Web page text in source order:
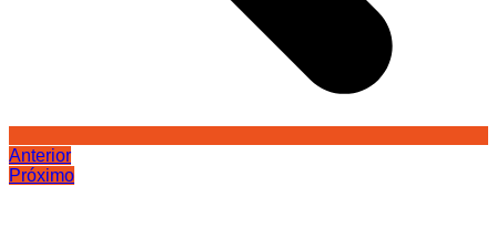
Anterior
Próximo